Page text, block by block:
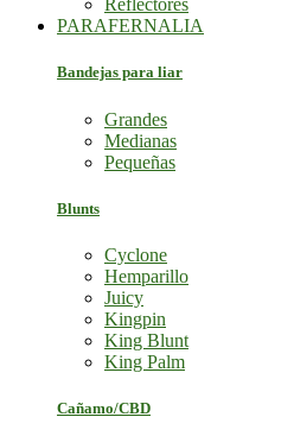
Reflectores
PARAFERNALIA
Bandejas para liar
Grandes
Medianas
Pequeñas
Blunts
Cyclone
Hemparillo
Juicy
Kingpin
King Blunt
King Palm
Cañamo/CBD